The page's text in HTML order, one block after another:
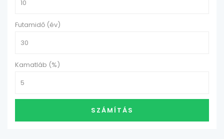
Futamidő (év)
Kamatláb (%)
SZÁMÍTÁS